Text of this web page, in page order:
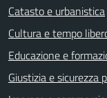
Catasto e urbanistica
Cultura e tempo
Educazione e
Giustizia e sicurezza